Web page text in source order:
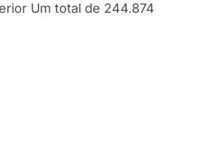
Um total de 244.874